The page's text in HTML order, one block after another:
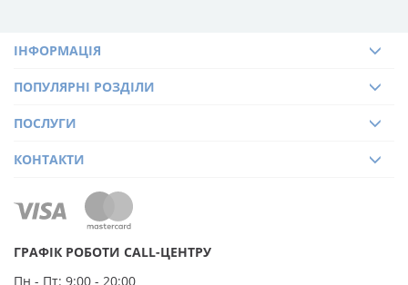
ІНФОРМАЦІЯ
ПОПУЛЯРНІ РОЗДІЛИ
ПОСЛУГИ
ГРАФІК РОБОТИ CALL-ЦЕНТРУ
Пн - Пт: 9:00 - 20:00
КОНТАКТИ